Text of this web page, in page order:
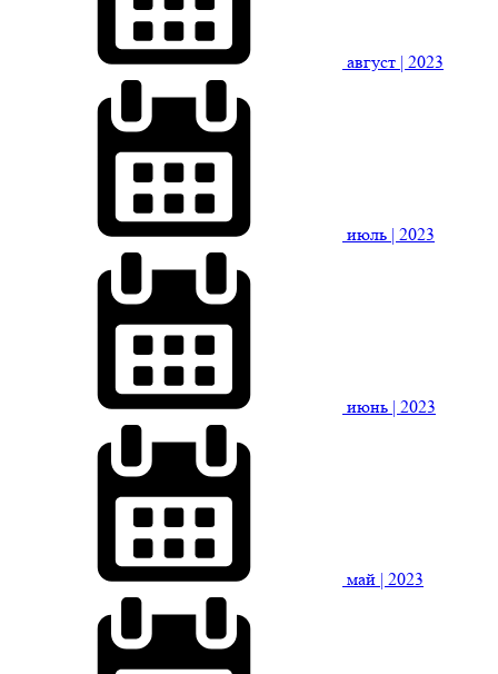
август | 2023
июль | 2023
июнь | 2023
май | 2023